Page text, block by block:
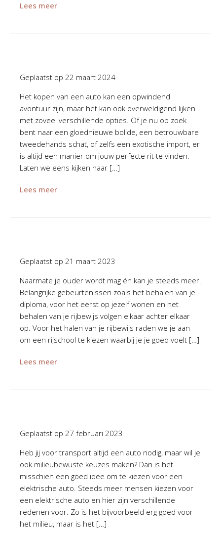
Lees meer
Geplaatst op 22 maart 2024
Het kopen van een auto kan een opwindend
avontuur zijn, maar het kan ook overweldigend lijken
met zoveel verschillende opties. Of je nu op zoek
bent naar een gloednieuwe bolide, een betrouwbare
tweedehands schat, of zelfs een exotische import, er
is altijd een manier om jouw perfecte rit te vinden.
Laten we eens kijken naar […]
Lees meer
Geplaatst op 21 maart 2023
Naarmate je ouder wordt mag én kan je steeds meer.
Belangrijke gebeurtenissen zoals het behalen van je
diploma, voor het eerst op jezelf wonen en het
behalen van je rijbewijs volgen elkaar achter elkaar
op. Voor het halen van je rijbewijs raden we je aan
om een rijschool te kiezen waarbij je je goed voelt […]
Lees meer
Geplaatst op 27 februari 2023
Heb jij voor transport altijd een auto nodig, maar wil je
ook milieubewuste keuzes maken? Dan is het
misschien een goed idee om te kiezen voor een
elektrische auto. Steeds meer mensen kiezen voor
een elektrische auto en hier zijn verschillende
redenen voor. Zo is het bijvoorbeeld erg goed voor
het milieu, maar is het […]